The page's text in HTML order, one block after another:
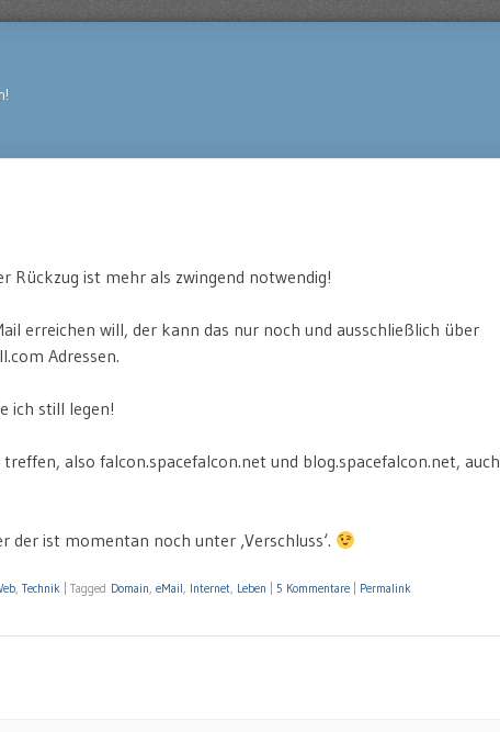
Rückzug ist mehr als zwingend notwendig!
erreichen will, der kann das nur noch und ausschließlich über
Adressen.
ich still legen!
also falcon.spacefalcon.net und blog.spacefalcon.net, auch
der ist momentan noch unter ‚Verschluss‘.
, Technik Tagged Domain, eMail, Internet, Leben 5 Kommentare Permalink